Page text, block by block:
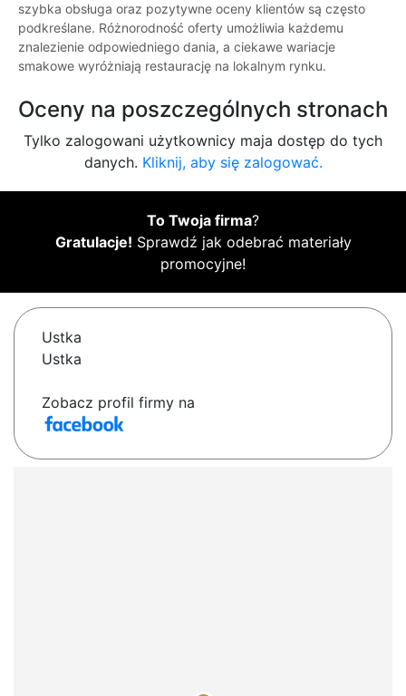
szybka obsługa oraz pozytywne oceny klientów są często
podkreślane. Różnorodność oferty umożliwia każdemu
znalezienie odpowiedniego dania, a ciekawe wariacje
smakowe wyróżniają restaurację na lokalnym rynku.
Oceny na poszczególnych stronach
Tylko zalogowani użytkownicy maja dostęp do tych
danych. Kliknij, aby się zalogować.
To Twoja firma?
Gratulacje! Sprawdź jak odebrać materiały
promocyjne!
Ustka
Ustka
Zobacz profil firmy na